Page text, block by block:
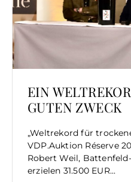
EIN
GUTEN ZWECK
„Weltrekord für
VDP.Auktion Réserve
Robert Weil,
erzielen 31.500 EUR...